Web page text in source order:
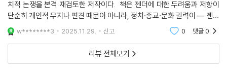
--- 「5장 터프와 영국의 성별 문제」 중에서
페미니즘은 언제나 정의를 위한 투쟁이었고, 가장 이상적인 페미니즘야말
투쟁이다. 트랜스 배제적 페미니즘은 페미니즘이 아니다. 아니, 페미니즘
이어서는 안 된다.
도 빼놓을 수 없다.
그들은 ‘젠더’가 가족과 사회를 파괴할 거라며 두려움에 떨지만, 오히려 그
러한 환상으로 인해 실제 위험에 처한 이들은 젠더를 옹호하는 사람들이
다. 교육에서의 젠더 검열은 다양한 몸, 다양한 욕망을 지닌 청소년들이 스
이 책은 퀴어 이론과 젠더 연구의 핵심 논쟁을 이해하는 입문서 역할을 한
준 버틀러에게 감사를 표한다. 오늘날 반젠더 이데올로기의 반지성주의를
인내와 우아함을 갖추고 접근할 수 있는 사람은 버틀러뿐이다.
치적 논쟁을 본격 재검토한 저작이다. 책은 젠더에 대한 두려움과 저항이
단순히 개인적 무지나 편견 때문이 아니라, 정치·종교·문화 권력이 — 젠더
를 위협적인 이데올로기로 — 악마화하고, 이를 통해 사회 통제와 권력 기
반을 강화하려
w********3 2025.11.29. 신고 0 댓글0
리뷰 전체보기